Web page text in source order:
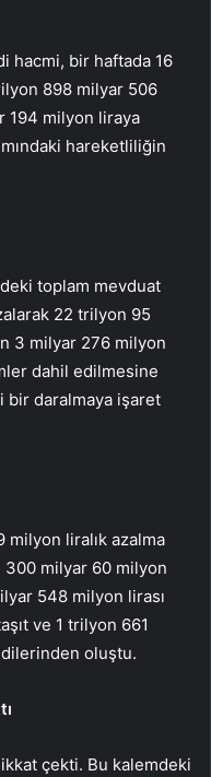
hacmi, bir haftada 16
898 milyar 506
194 milyon liraya
hareketliliğin
toplam mevduat
22 trilyon 95
3 milyar 276 milyon
dahil edilmesine
bir daralmaya işaret
liralık azalma
milyar 60 milyon
548 milyon lirası
ve 1 trilyon 661
oluştu.
çekti. Bu kalemdeki